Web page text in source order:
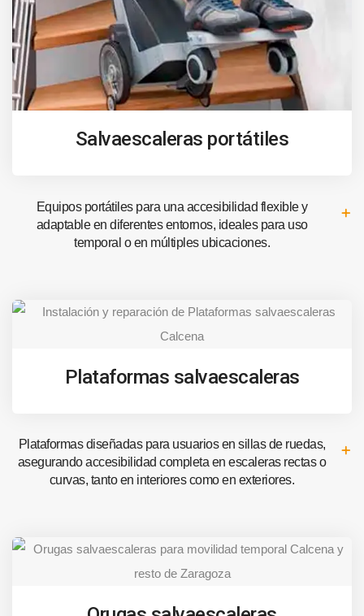
Salvaescaleras portátiles
Equipos portátiles para una accesibilidad flexible y
adaptable en diferentes entornos, ideales para uso
temporal o en múltiples ubicaciones.
Plataformas salvaescaleras
Plataformas diseñadas para usuarios en sillas de ruedas,
asegurando accesibilidad completa en escaleras rectas o
curvas, tanto en interiores como en exteriores.